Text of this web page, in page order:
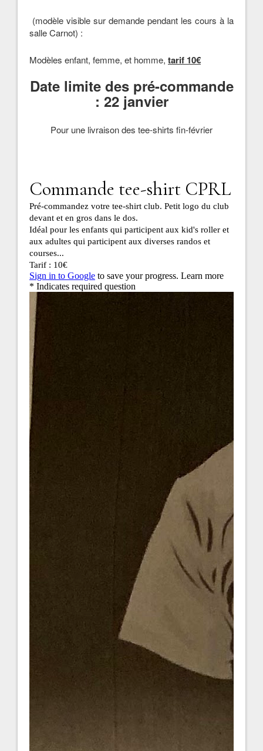
(modèle visible sur demande pendant les cours à la
salle Carnot) :
Modèles enfant, femme, et homme, tarif 10€
Date limite des pré-commande
: 22 janvier
Pour une livraison des tee-shirts fin-février